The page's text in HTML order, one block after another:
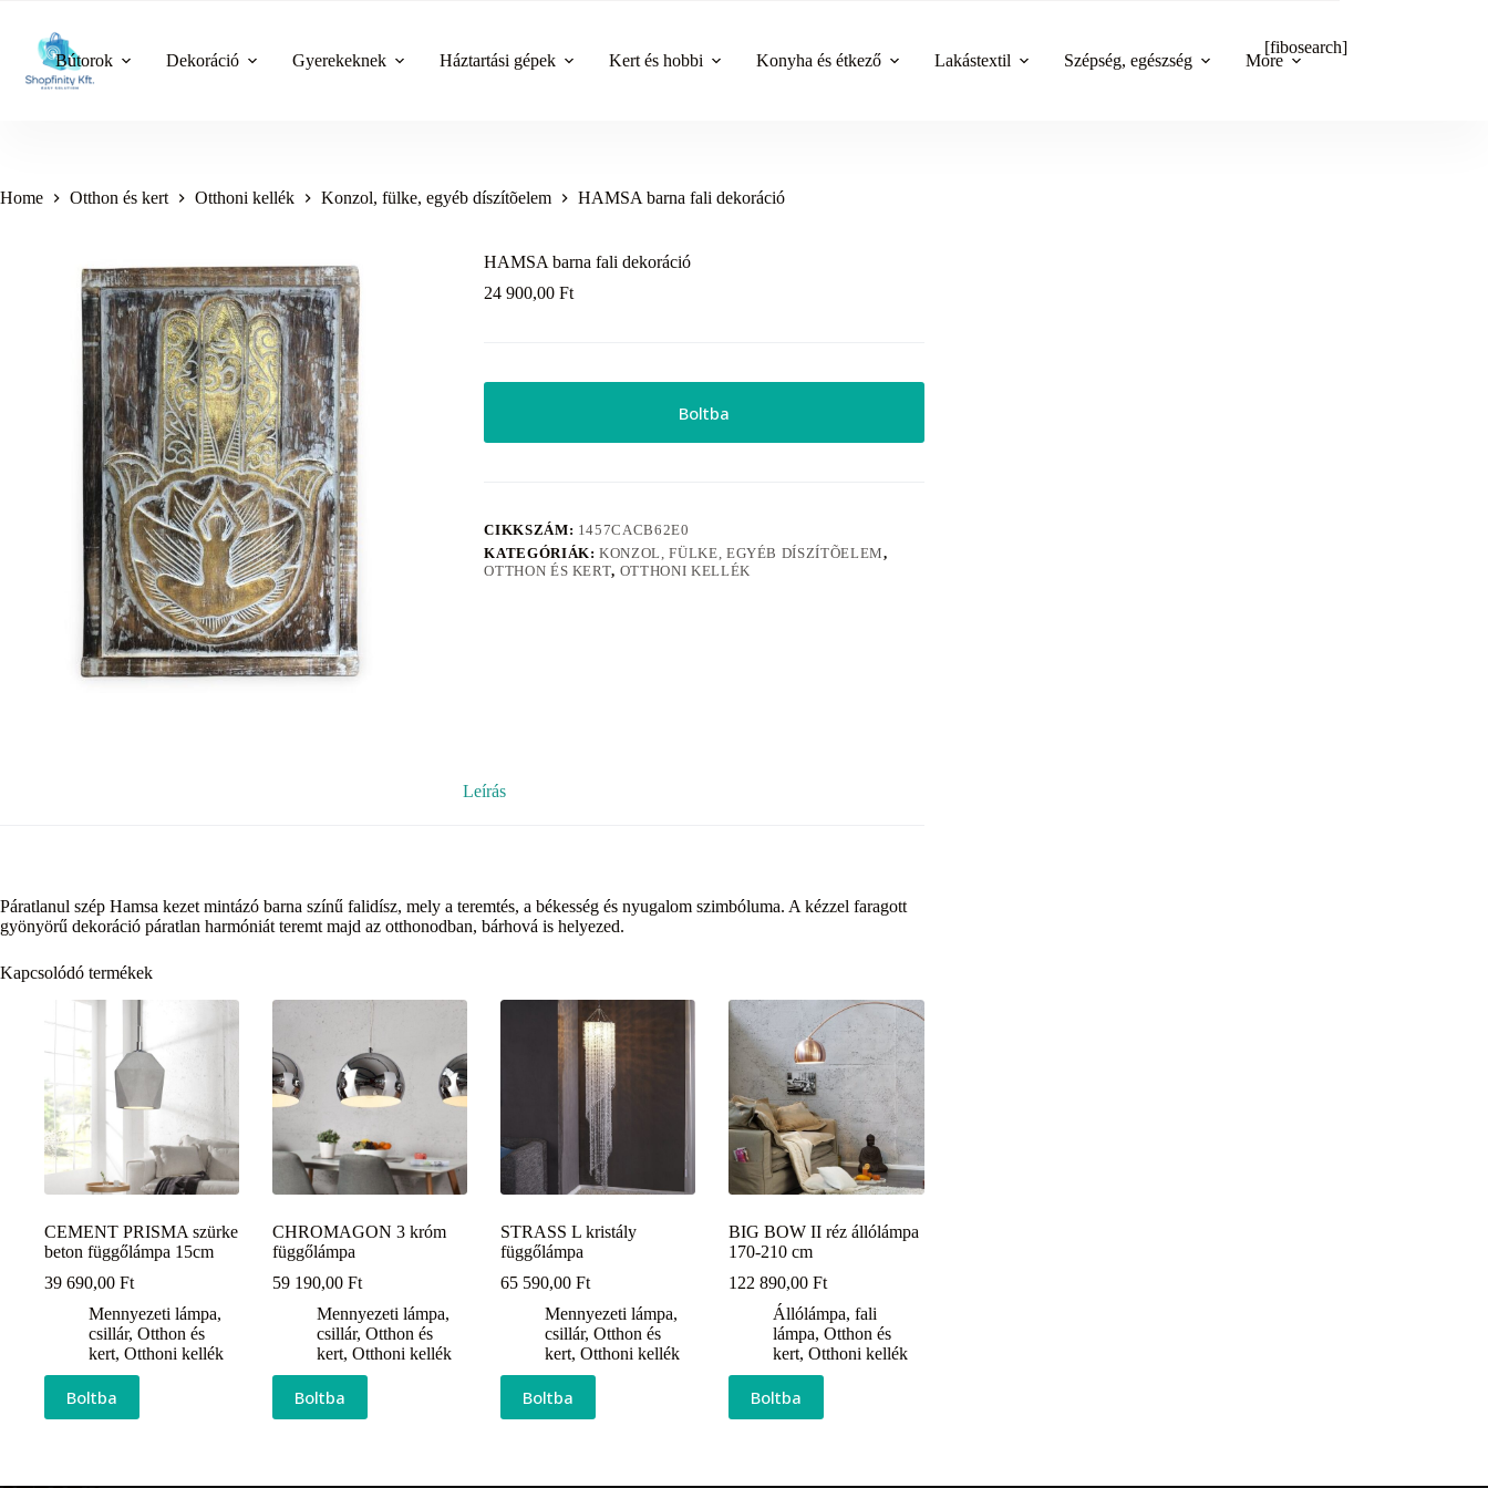
content
Bútorok Dekoráció Gyerekeknek Háztartási gépek Kert és hobbi Konyha és étkező Lakástextil Szépség, egészség More
[fibosearch]
Home Otthon és kert Otthoni kellék Konzol, fülke, egyéb díszítõelem HAMSA barna fali dekoráció
HAMSA barna fali dekoráció
24 900,00Ft
Boltba
CIKKSZÁM: 1457CACB62E0
KATEGÓRIÁK:KONZOL, FÜLKE, EGYÉB DÍSZÍTÕELEM,
OTTHON ÉS KERT, OTTHONI KELLÉK
Leírás
Páratlanul szép Hamsa kezet mintázó barna színű falidísz, mely a teremtés, a békesség és nyugalom szimbóluma. A kézzel faragott
gyönyörű dekoráció páratlan harmóniát teremt majd az otthonodban, bárhová is helyezed.
Kapcsolódó termékek
CEMENT PRISMA szürke
beton függőlámpa 15cm
39 690,00 Ft
Mennyezeti lámpa,
csillár, Otthon és
kert, Otthoni kellék
Boltba
CHROMAGON 3 króm
függőlámpa
59 190,00Ft
Mennyezeti lámpa,
csillár,Otthon és
kert,Otthoni kellék
Boltba
STRASS L kristály
függőlámpa
65 590,00Ft
Mennyezeti lámpa,
csillár,Otthon és
kert,Otthoni kellék
Boltba
BIG BOW II réz állólámpa
170-210 cm
122 890,00Ft
Állólámpa, fali
lámpa,Otthon és
kert,Otthoni kellék
Boltba